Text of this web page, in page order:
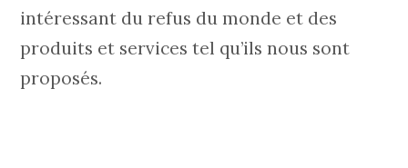
intéressant du refus du monde et des
produits et services tel qu’ils nous sont
proposés.